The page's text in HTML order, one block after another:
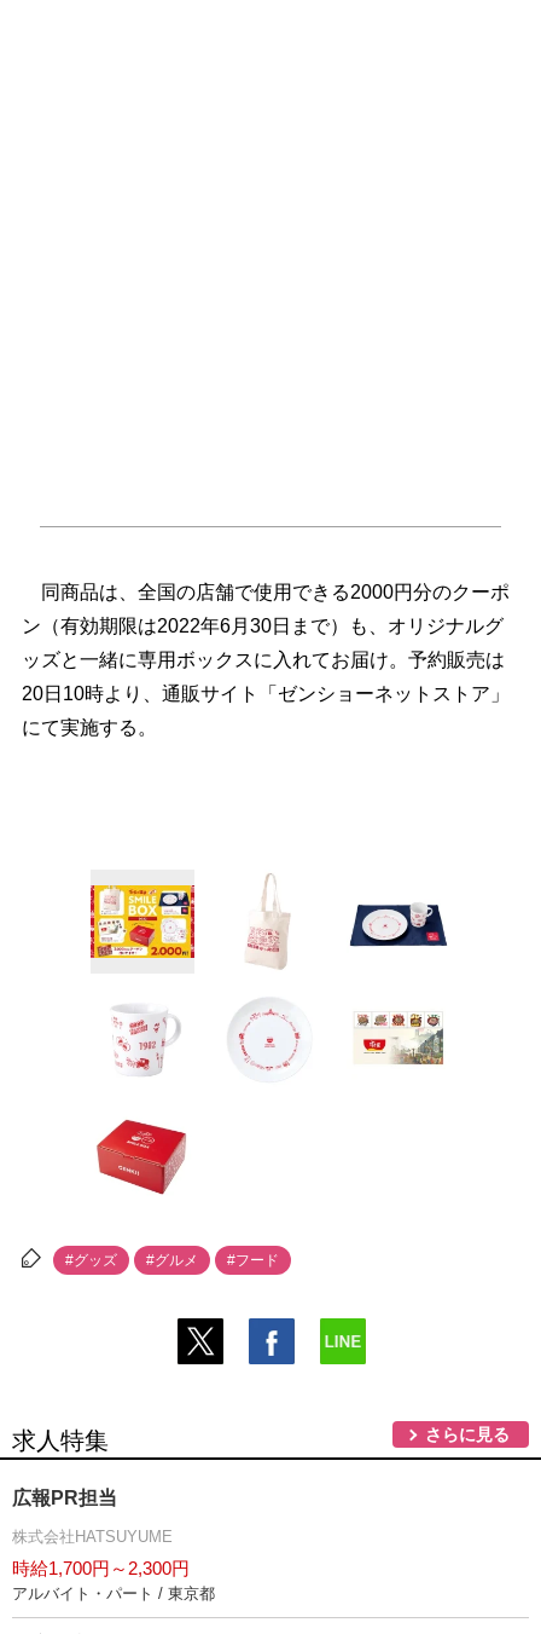
同商品は、全国の店舗で使用できる2000円分のクーポ
ン（有効期限は2022年6月30日まで）も、オリジナルグ
ッズと一緒に専用ボックスに入れてお届け。予約販売は
20日10時より、通販サイト「ゼンショーネットストア」
にて実施する。
#グッズ #グルメ #フード
求人特集 さらに見る
広報PR担当
株式会社HATSUYUME
時給1,700円～2,300円
アルバイト・パート / 東京都